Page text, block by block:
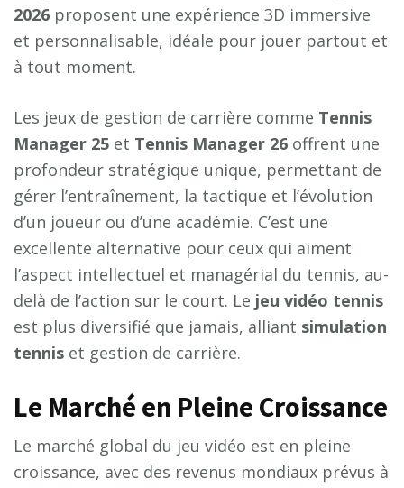
2026 proposent une expérience 3D immersive
et personnalisable, idéale pour jouer partout et
à tout moment.
Les jeux de gestion de carrière comme Tennis
Manager 25 et Tennis Manager 26 offrent une
profondeur stratégique unique, permettant de
gérer l’entraînement, la tactique et l’évolution
d’un joueur ou d’une académie. C’est une
excellente alternative pour ceux qui aiment
l’aspect intellectuel et managérial du tennis, au-
delà de l’action sur le court. Le jeu vidéo tennis
est plus diversifié que jamais, alliant simulation
tennis et gestion de carrière.
Le Marché en Pleine Croissance
Le marché global du jeu vidéo est en pleine
croissance, avec des revenus mondiaux prévus à